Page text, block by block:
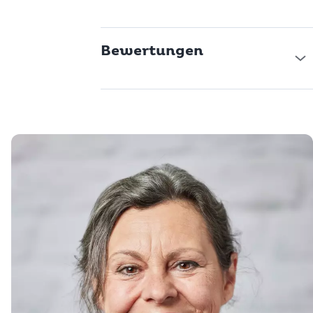
Bewertungen